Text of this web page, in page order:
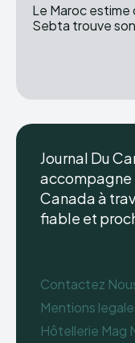
Le Maroc estime
Sebta trouve
Journal Du
accompagne
Canada à
fiable et
Contactez
Mentions
Hôtellerie Mag